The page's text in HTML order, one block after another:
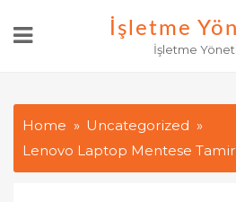
İşletme
İşletme
Home
Uncategorized
Lenovo Laptop Mentese